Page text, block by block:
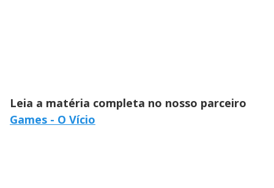
Leia a matéria completa no nosso parceiro
Games - O Vício